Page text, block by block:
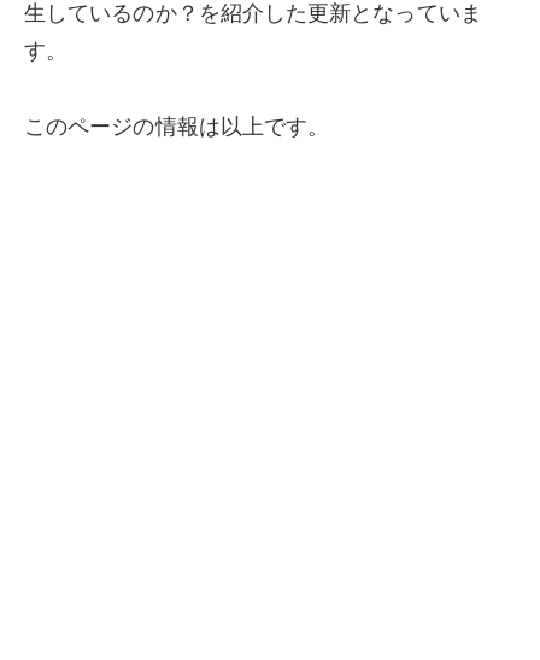
生しているのか？を紹介した更新となっていま
す。
このページの情報は以上です。